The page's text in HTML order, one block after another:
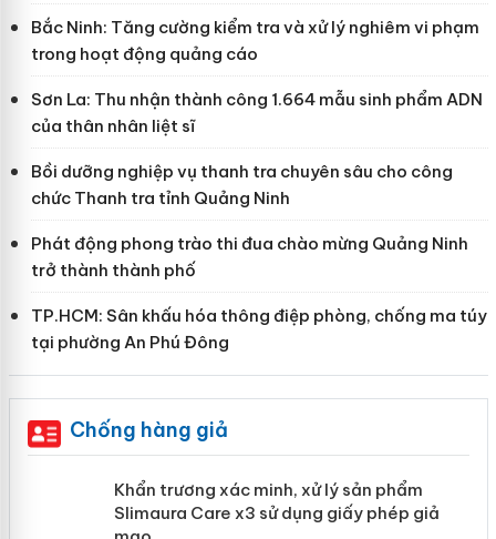
Bắc Ninh: Tăng cường kiểm tra và xử lý nghiêm vi phạm
trong hoạt động quảng cáo
Sơn La: Thu nhận thành công 1.664 mẫu sinh phẩm ADN
của thân nhân liệt sĩ
Bồi dưỡng nghiệp vụ thanh tra chuyên sâu cho công
chức Thanh tra tỉnh Quảng Ninh
Phát động phong trào thi đua chào mừng Quảng Ninh
trở thành thành phố
TP.HCM: Sân khấu hóa thông điệp phòng, chống ma túy
tại phường An Phú Đông
Chống hàng giả
Khẩn trương xác minh, xử lý sản phẩm
Slimaura Care x3 sử dụng giấy phép